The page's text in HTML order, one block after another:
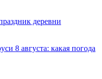
деревни
8 августа: какая погода